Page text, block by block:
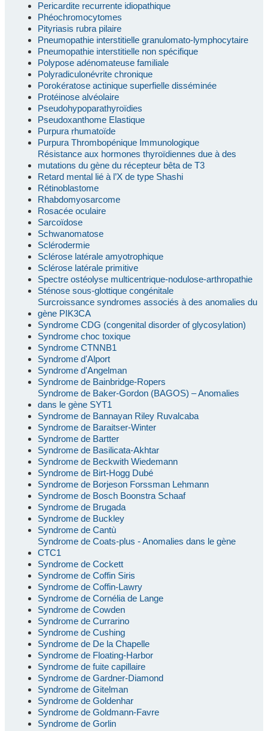
Pericardite recurrente idiopathique
Phéochromocytomes
Pityriasis rubra pilaire
Pneumopathie interstitielle granulomato-lymphocytaire
Pneumopathie interstitielle non spécifique
Polypose adénomateuse familiale
Polyradiculonévrite chronique
Porokératose actinique superfielle disséminée
Protéinose alvéolaire
Pseudohypoparathyroïdies
Pseudoxanthome Elastique
Purpura rhumatoïde
Purpura Thrombopénique Immunologique
Résistance aux hormones thyroïdiennes due à des
mutations du gène du récepteur bêta de T3
Retard mental lié à l’X de type Shashi
Rétinoblastome
Rhabdomyosarcome
Rosacée oculaire
Sarcoïdose
Schwanomatose
Sclérodermie
Sclérose latérale amyotrophique
Sclérose latérale primitive
Spectre ostéolyse multicentrique-nodulose-arthropathie
Sténose sous-glottique congénitale
Surcroissance syndromes associés à des anomalies du
gène PIK3CA
Syndrome CDG (congenital disorder of glycosylation)
Syndrome choc toxique
Syndrome CTNNB1
Syndrome d'Alport
Syndrome d'Angelman
Syndrome de Bainbridge-Ropers
Syndrome de Baker-Gordon (BAGOS) – Anomalies
dans le gène SYT1
Syndrome de Bannayan Riley Ruvalcaba
Syndrome de Baraitser-Winter
Syndrome de Bartter
Syndrome de Basilicata-Akhtar
Syndrome de Beckwith Wiedemann
Syndrome de Birt-Hogg Dubé
Syndrome de Borjeson Forssman Lehmann
Syndrome de Bosch Boonstra Schaaf
Syndrome de Brugada
Syndrome de Buckley
Syndrome de Cantù
Syndrome de Coats-plus - Anomalies dans le gène
CTC1
Syndrome de Cockett
Syndrome de Coffin Siris
Syndrome de Coffin-Lawry
Syndrome de Cornélia de Lange
Syndrome de Cowden
Syndrome de Currarino
Syndrome de Cushing
Syndrome de De la Chapelle
Syndrome de Floating-Harbor
Syndrome de fuite capillaire
Syndrome de Gardner-Diamond
Syndrome de Gitelman
Syndrome de Goldenhar
Syndrome de Goldmann-Favre
Syndrome de Gorlin